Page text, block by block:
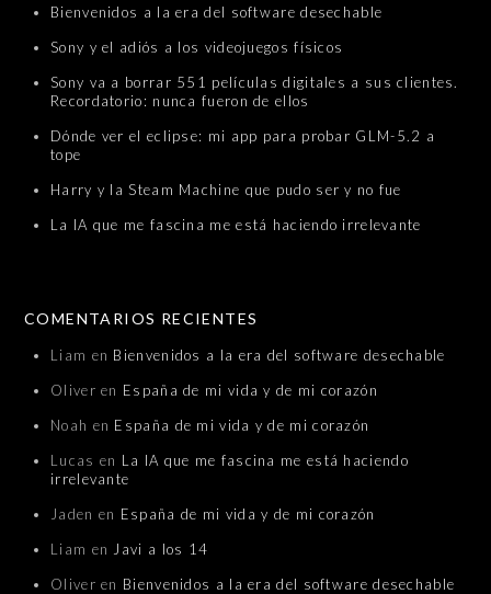
Bienvenidos a la era del software desechable
Sony y el adiós a los videojuegos físicos
Sony va a borrar 551 películas digitales a sus clientes.
Recordatorio: nunca fueron de ellos
Dónde ver el eclipse: mi app para probar GLM-5.2 a
tope
Harry y la Steam Machine que pudo ser y no fue
La IA que me fascina me está haciendo irrelevante
COMENTARIOS RECIENTES
Liam en Bienvenidos a la era del software desechable
Oliver en España de mi vida y de mi corazón
Noah en España de mi vida y de mi corazón
Lucas en La IA que me fascina me está haciendo
irrelevante
Jaden en España de mi vida y de mi corazón
Liam en Javi a los 14
Oliver en Bienvenidos a la era del software desechable